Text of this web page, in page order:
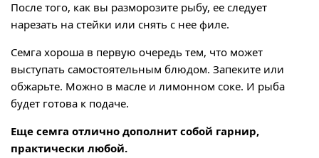
После того, как вы разморозите рыбу, ее следует
нарезать на стейки или снять с нее филе.
Семга хороша в первую очередь тем, что может
выступать самостоятельным блюдом. Запеките или
обжарьте. Можно в масле и лимонном соке. И рыба
будет готова к подаче.
Еще семга отлично дополнит собой гарнир,
практически любой.